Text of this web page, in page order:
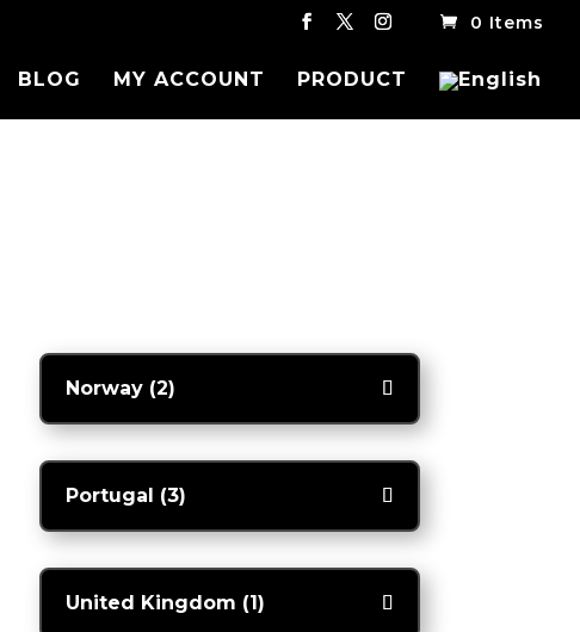
0 Items
BLOG MY ACCOUNT PRODUCT
Norway (2)
Portugal (3)
United Kingdom (1)